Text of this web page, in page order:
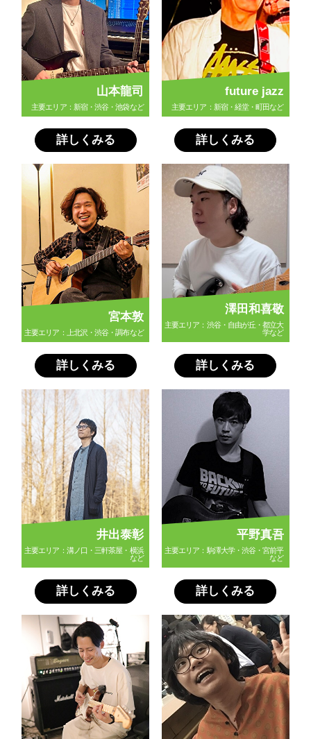
山本龍司
主要エリア：新宿・渋谷・池袋など
詳しくみる
future jazz
主要エリア：新宿・経堂・町田など
詳しくみる
宮本敦
主要エリア：上北沢・渋谷・調布など
詳しくみる
澤田和喜敬
主要エリア：渋谷・自由が丘・都立大
学など
詳しくみる
井出泰彰
主要エリア：溝ノ口・三軒茶屋・横浜
など
詳しくみる
平野真吾
主要エリア：駒澤大学・渋谷・宮前平
など
詳しくみる